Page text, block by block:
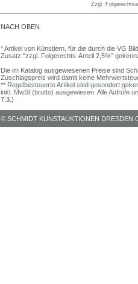
Zzgl.
NACH OBEN
* Artikel von Künstlern, für die durch die VG
Zusatz "zzgl. Folgerechts-Anteil 2,5%"
Die im Katalog ausgewiesenen Preise sind
Zuschlagspreis wird damit keine
** Regelbesteuerte Artikel sind gesondert
inkl. MwSt (brutto) ausgewiesen. Alle Aufrufe
7.3.)
© SCHMIDT KUNSTAUKTIONEN DRESDEN